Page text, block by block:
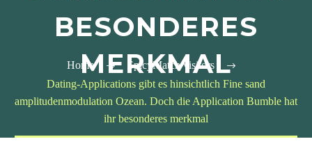
BESONDERES
MERKMAL
Home
SpicyMatch visitors
Dating-Applications gibt es hinsichtlich Fine sand
amplitudenmodulation Ozean. Doch die Application Bumble hat
ihr besonderes merkmal